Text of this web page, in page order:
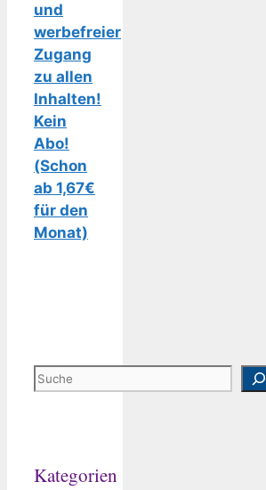
und
werbefreier
Zugang
zu allen
Inhalten!
Kein
Abo!
(Schon
ab 1,67€
für den
Monat)
Suchen
Kategorien